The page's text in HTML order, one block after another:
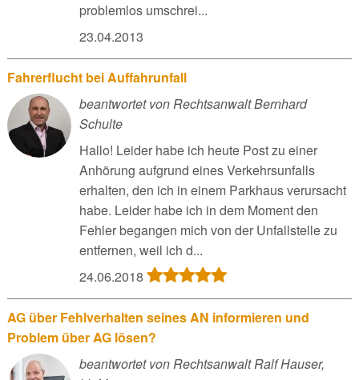
problemlos umschrei...
23.04.2013
Fahrerflucht bei Auffahrunfall
beantwortet von Rechtsanwalt Bernhard
Schulte
Hallo! Leider habe ich heute Post zu einer
Anhörung aufgrund eines Verkehrsunfalls
erhalten, den ich in einem Parkhaus verursacht
habe. Leider habe ich in dem Moment den
Fehler begangen mich von der Unfallstelle zu
entfernen, weil ich d...
24.06.2018
AG über Fehlverhalten seines AN informieren und
Problem über AG lösen?
beantwortet von Rechtsanwalt Ralf Hauser,